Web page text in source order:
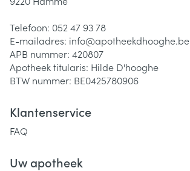
Telefoon: 052 47 93 78
E-mailadres: info@apotheekdhooghe.be
APB nummer: 420807
Apotheek titularis: Hilde D'hooghe
BTW nummer: BE0425780906
Klantenservice
FAQ
Uw apotheek